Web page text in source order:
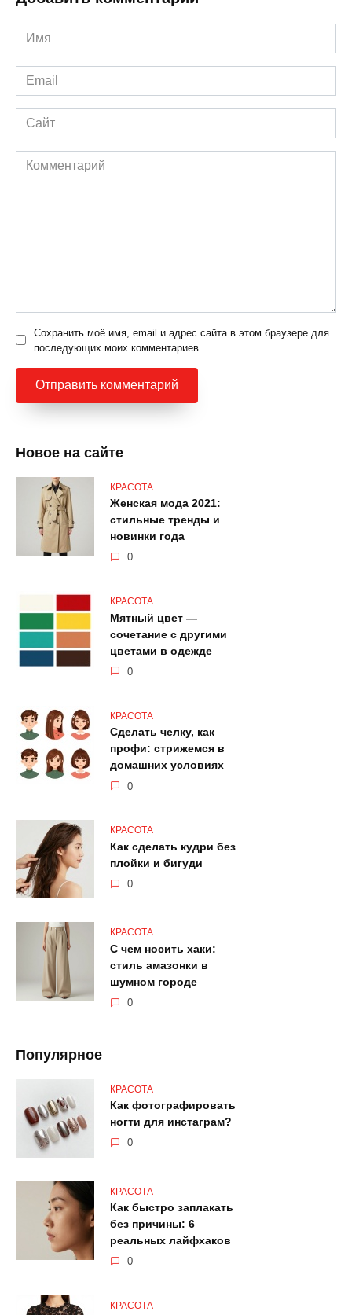
Имя
*
Email
*
Сайт
Комментарий
Сохранить моё имя, email и адрес сайта в этом браузере для
последующих моих комментариев.
Новое на сайте
КРАСОТА
Женская мода 2021:
стильные тренды и
новинки года
0
КРАСОТА
Мятный цвет —
сочетание с другими
цветами в одежде
0
КРАСОТА
Сделать челку, как
профи: стрижемся в
домашних условиях
0
КРАСОТА
Как сделать кудри без
плойки и бигуди
0
КРАСОТА
С чем носить хаки:
стиль амазонки в
шумном городе
0
Популярное
КРАСОТА
Как фотографировать
ногти для инстаграм?
0
КРАСОТА
Как быстро заплакать
без причины: 6
реальных лайфхаков
0
КРАСОТА